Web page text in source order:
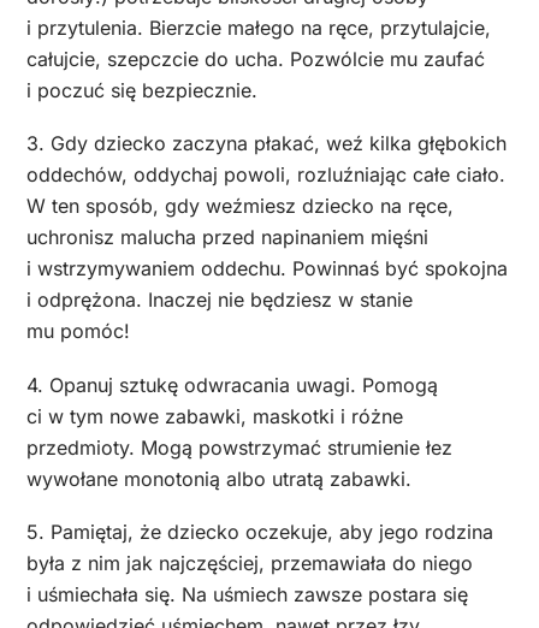
i przytulenia. Bierzcie małego na ręce, przytulajcie,
całujcie, szepczcie do ucha. Pozwólcie mu zaufać
i poczuć się bezpiecznie.
3. Gdy dziecko zaczyna płakać, weź kilka głębokich
oddechów, oddychaj powoli, rozluźniając całe ciało.
W ten sposób, gdy weźmiesz dziecko na ręce,
uchronisz malucha przed napinaniem mięśni
i wstrzymywaniem oddechu. Powinnaś być spokojna
i odprężona. Inaczej nie będziesz w stanie
mu pomóc!
4. Opanuj sztukę odwracania uwagi. Pomogą
ci w tym nowe zabawki, maskotki i różne
przedmioty. Mogą powstrzymać strumienie łez
wywołane monotonią albo utratą zabawki.
5. Pamiętaj, że dziecko oczekuje, aby jego rodzina
była z nim jak najczęściej, przemawiała do niego
i uśmiechała się. Na uśmiech zawsze postara się